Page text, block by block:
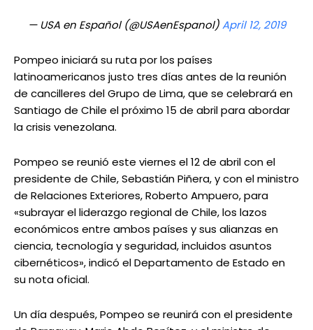
— USA en Español (@USAenEspanol)April 12, 2019
Pompeo iniciará su ruta por los países
latinoamericanos justo tres días antes de la reunión
de cancilleres del Grupo de Lima, que se celebrará en
Santiago de Chile el próximo 15 de abril para abordar
la crisis venezolana.
Pompeo se reunió este viernes el 12 de abril con el
presidente de Chile, Sebastián Piñera, y con el ministro
de Relaciones Exteriores, Roberto Ampuero, para
«subrayar el liderazgo regional de Chile, los lazos
económicos entre ambos países y sus alianzas en
ciencia, tecnología y seguridad, incluidos asuntos
cibernéticos», indicó el Departamento de Estado en
su nota oficial.
Un día después, Pompeo se reunirá con el presidente